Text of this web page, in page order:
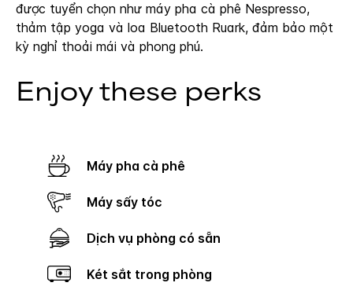
được tuyển chọn như máy pha cà phê Nespresso,
thảm tập yoga và loa Bluetooth Ruark, đảm bảo một
kỳ nghỉ thoải mái và phong phú.
Enjoy these perks
Máy pha cà phê
Máy sấy tóc
Dịch vụ phòng có sẵn
Két sắt trong phòng